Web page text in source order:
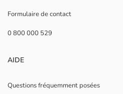
Formulaire de contact
0 800 000 529
AIDE
Questions fréquemment posées